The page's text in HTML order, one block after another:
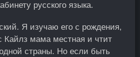
русского языка.
Я изучаю его с рождения,
Кайлз мама местная и чтит
страны. Но если быть